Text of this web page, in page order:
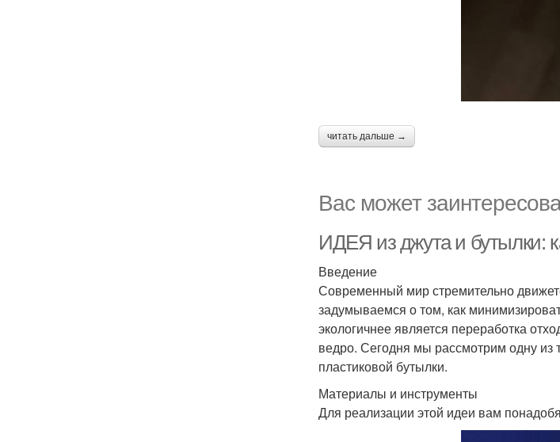
читать дальше →
Вас может
ИДЕЯ из джута и бутылки:
Введение
Современный мир стремительно
задумываемся о том, как
экологичнее является переработка
ведро. Сегодня мы рассмотрим одну из
пластиковой бутылки.
Материалы и инструменты
Для реализации этой идеи вам